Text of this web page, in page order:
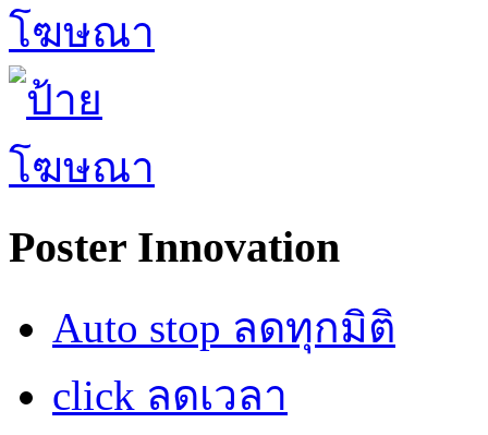
Poster Innovation
Auto stop ลดทุกมิติ
click ลดเวลา